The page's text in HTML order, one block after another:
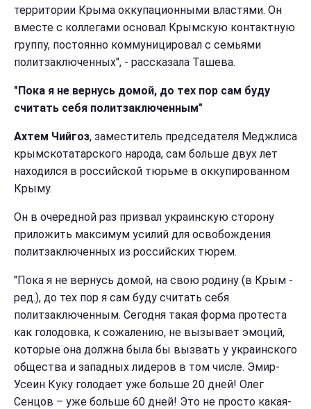
территории Крыма оккупационными властями. Он
вместе с коллегами основал Крымскую контактную
группу, постоянно коммуницировал с семьями
политзаключенных", - рассказала Ташева.
"Пока я не вернусь домой, до тех пор сам буду
считать себя политзаключенным"
Ахтем Чийгоз, заместитель председателя Меджлиса
крымскотатарского народа, сам больше двух лет
находился в российской тюрьме в оккупированном
Крыму.
Он в очередной раз призвал украинскую сторону
приложить максимум усилий для освобождения
политзаключенных из российских тюрем.
"Пока я не вернусь домой, на свою родину (в Крым -
ред.), до тех пор я сам буду считать себя
политзаключенным. Сегодня такая форма протеста
как голодовка, к сожалению, не вызывает эмоций,
которые она должна была бы вызвать у украинского
общества и западных лидеров в том числе. Эмир-
Усеин Куку голодает уже больше 20 дней! Олег
Сенцов – уже больше 60 дней! Это не просто какая-